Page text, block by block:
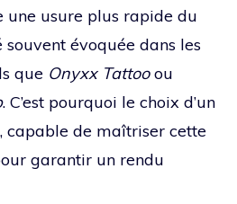
une usure plus rapide du
évoquée dans les
que Onyxx Tattooou
. C’est pourquoi le choix d’un
capable de maîtriser cette
garantir un rendu